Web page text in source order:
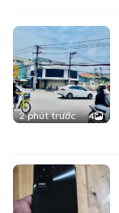
2 phút trước 4